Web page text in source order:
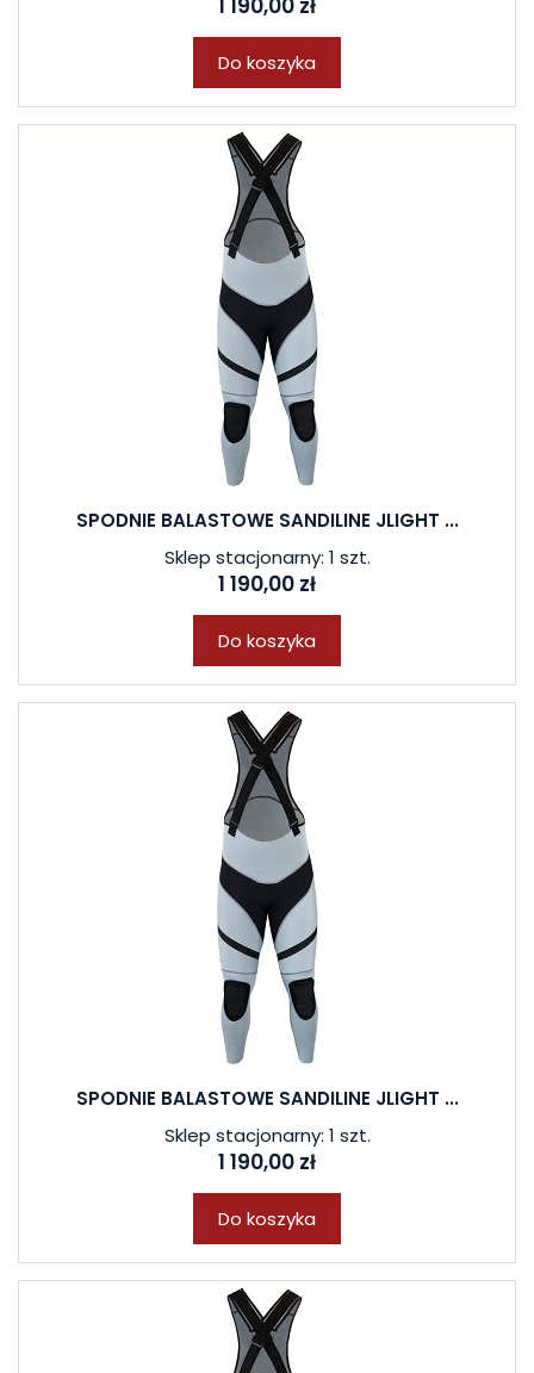
1 190,00 zł
Do koszyka
SPODNIE BALASTOWE SANDILINE JLIGHT ...
Sklep stacjonarny: 1 szt.
1 190,00 zł
Do koszyka
SPODNIE BALASTOWE SANDILINE JLIGHT ...
Sklep stacjonarny: 1 szt.
1 190,00 zł
Do koszyka